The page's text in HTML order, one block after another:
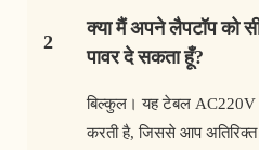
2
क्या मैं अपने लैपटॉप को
पावर दे सकता हूँ?
बिल्कुल। यह टेबल
करती है, जिससे आप